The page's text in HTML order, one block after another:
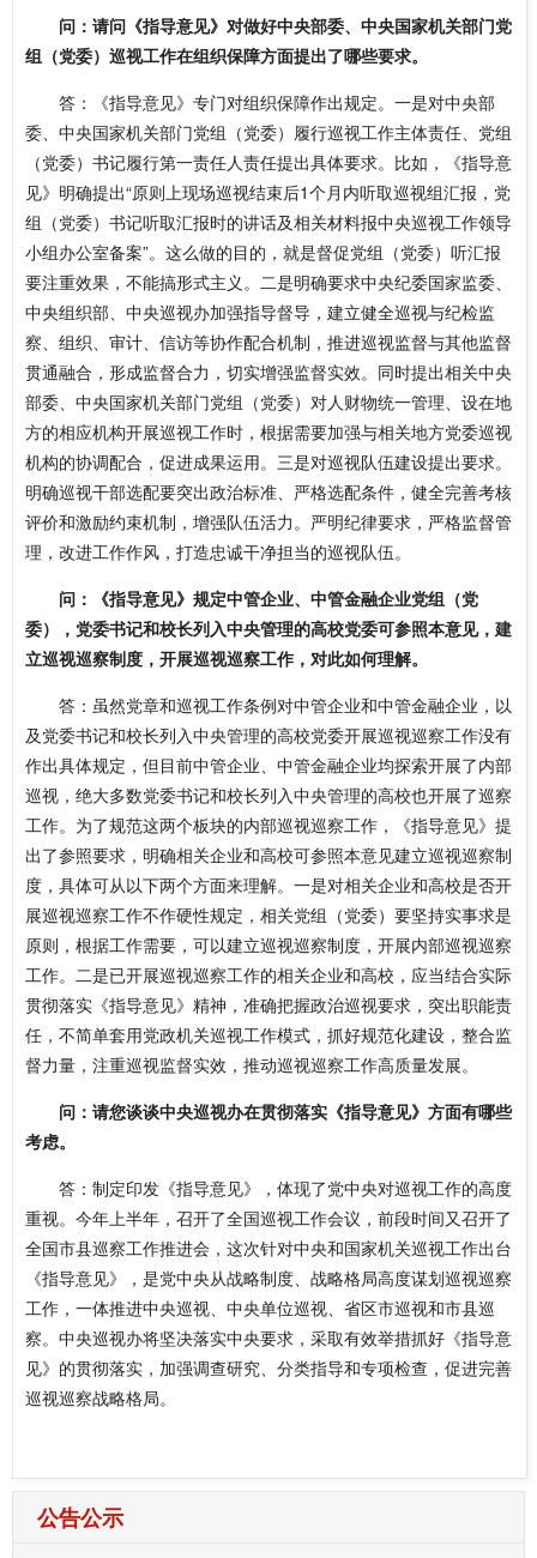
问：请问《指导意见》对做好中央部委、中央国家机关部门党
组（党委）巡视工作在组织保障方面提出了哪些要求。
答：《指导意见》专门对组织保障作出规定。一是对中央部
委、中央国家机关部门党组（党委）履行巡视工作主体责任、党组
（党委）书记履行第一责任人责任提出具体要求。比如，《指导意
见》明确提出“原则上现场巡视结束后1个月内听取巡视组汇报，党
组（党委）书记听取汇报时的讲话及相关材料报中央巡视工作领导
小组办公室备案”。这么做的目的，就是督促党组（党委）听汇报
要注重效果，不能搞形式主义。二是明确要求中央纪委国家监委、
中央组织部、中央巡视办加强指导督导，建立健全巡视与纪检监
察、组织、审计、信访等协作配合机制，推进巡视监督与其他监督
贯通融合，形成监督合力，切实增强监督实效。同时提出相关中央
部委、中央国家机关部门党组（党委）对人财物统一管理、设在地
方的相应机构开展巡视工作时，根据需要加强与相关地方党委巡视
机构的协调配合，促进成果运用。三是对巡视队伍建设提出要求。
明确巡视干部选配要突出政治标准、严格选配条件，健全完善考核
评价和激励约束机制，增强队伍活力。严明纪律要求，严格监督管
理，改进工作作风，打造忠诚干净担当的巡视队伍。
问：《指导意见》规定中管企业、中管金融企业党组（党
委），党委书记和校长列入中央管理的高校党委可参照本意见，建
立巡视巡察制度，开展巡视巡察工作，对此如何理解。
答：虽然党章和巡视工作条例对中管企业和中管金融企业，以
及党委书记和校长列入中央管理的高校党委开展巡视巡察工作没有
作出具体规定，但目前中管企业、中管金融企业均探索开展了内部
巡视，绝大多数党委书记和校长列入中央管理的高校也开展了巡察
工作。为了规范这两个板块的内部巡视巡察工作，《指导意见》提
出了参照要求，明确相关企业和高校可参照本意见建立巡视巡察制
度，具体可从以下两个方面来理解。一是对相关企业和高校是否开
展巡视巡察工作不作硬性规定，相关党组（党委）要坚持实事求是
原则，根据工作需要，可以建立巡视巡察制度，开展内部巡视巡察
工作。二是已开展巡视巡察工作的相关企业和高校，应当结合实际
贯彻落实《指导意见》精神，准确把握政治巡视要求，突出职能责
任，不简单套用党政机关巡视工作模式，抓好规范化建设，整合监
督力量，注重巡视监督实效，推动巡视巡察工作高质量发展。
问：请您谈谈中央巡视办在贯彻落实《指导意见》方面有哪些
考虑。
答：制定印发《指导意见》，体现了党中央对巡视工作的高度
重视。今年上半年，召开了全国巡视工作会议，前段时间又召开了
全国市县巡察工作推进会，这次针对中央和国家机关巡视工作出台
《指导意见》，是党中央从战略制度、战略格局高度谋划巡视巡察
工作，一体推进中央巡视、中央单位巡视、省区市巡视和市县巡
察。中央巡视办将坚决落实中央要求，采取有效举措抓好《指导意
见》的贯彻落实，加强调查研究、分类指导和专项检查，促进完善
巡视巡察战略格局。
公告公示